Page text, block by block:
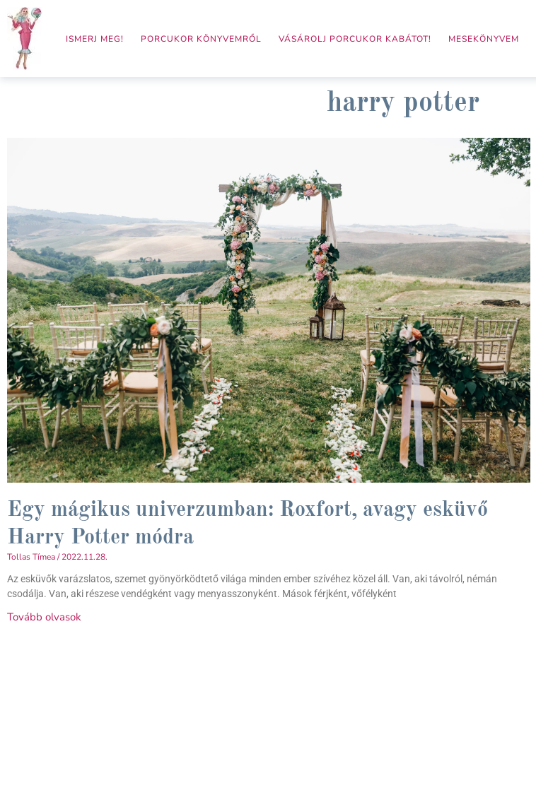
Skip
content
ISMERJ MEG! PORCUKOR KÖNYVEMRŐL VÁSÁROLJ PORCUKOR KABÁTOT! MESEKÖNYVEM
harry potter
Egy mágikus univerzumban: Roxfort, avagy esküvő
Harry Potter módra
Tollas Tímea 2022.11.28.
Az esküvők varázslatos, szemet gyönyörködtető világa minden ember szívéhez közel áll. Van, aki távolról, némán
csodálja. Van, aki részese vendégként vagy menyasszonyként. Mások férjként, vőfélyként
Tovább olvasok